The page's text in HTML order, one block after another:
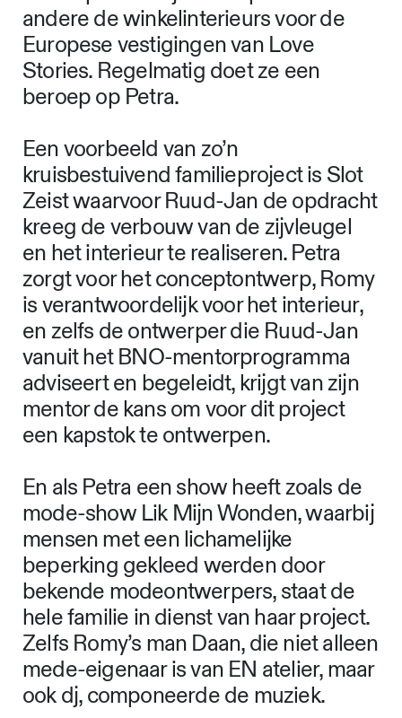
andere de winkelinterieurs voor de
Europese vestigingen van Love
Stories. Regelmatig doet ze een
beroep op Petra.
Een voorbeeld van zo’n
kruisbestuivend familieproject is Slot
Zeist waarvoor Ruud-Jan de opdracht
kreeg de verbouw van de zijvleugel
en het interieur te realiseren. Petra
zorgt voor het conceptontwerp, Romy
is verantwoordelijk voor het interieur,
en zelfs de ontwerper die Ruud-Jan
vanuit het BNO-mentorprogramma
adviseert en begeleidt, krijgt van zijn
mentor de kans om voor dit project
een kapstok te ontwerpen.
En als Petra een show heeft zoals de
mode-show Lik Mijn Wonden, waarbij
mensen met een lichamelijke
beperking gekleed werden door
bekende modeontwerpers, staat de
hele familie in dienst van haar project.
Zelfs Romy’s man Daan, die niet alleen
mede-eigenaar is van EN atelier, maar
ook dj, componeerde de muziek.